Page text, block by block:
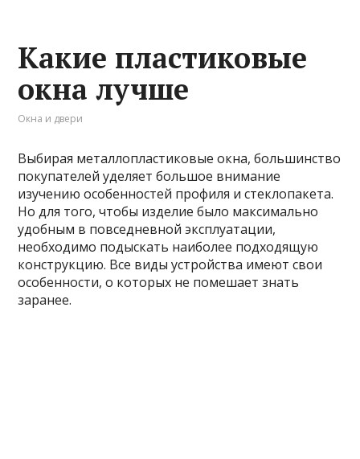
Какие пластиковые
окна лучше
Окна и двери
Выбирая металлопластиковые окна, большинство
покупателей уделяет большое внимание
изучению особенностей профиля и стеклопакета.
Но для того, чтобы изделие было максимально
удобным в повседневной эксплуатации,
необходимо подыскать наиболее подходящую
конструкцию. Все виды устройства имеют свои
особенности, о которых не помешает знать
заранее.